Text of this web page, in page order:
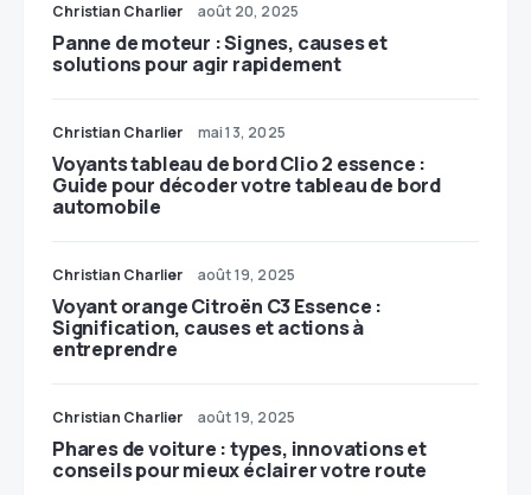
Christian Charlier août 20, 2025
Panne de moteur : Signes, causes et
solutions pour agir rapidement
Christian Charlier mai 13, 2025
Voyants tableau de bord Clio 2 essence :
Guide pour décoder votre tableau de bord
automobile
Christian Charlier août 19, 2025
Voyant orange Citroën C3 Essence :
Signification, causes et actions à
entreprendre
Christian Charlier août 19, 2025
Phares de voiture : types, innovations et
conseils pour mieux éclairer votre route